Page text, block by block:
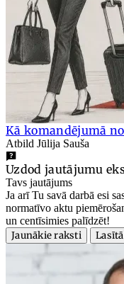
Kā komandējumā
Atbild Jūlija Sauša
Uzdod jautājumu
Tavs jautājums
Ja arī Tu savā darbā esi
normatīvo aktu
un centīsimies palīdzēt!
Jaunākie raksti